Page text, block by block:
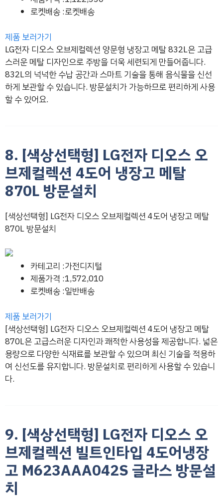
로켓배송 :로켓배송
제품 보러가기
LG전자 디오스 오브제컬렉션 양문형 냉장고 메탈 832L은 고급
스러운 메탈 디자인으로 주방을 더욱 세련되게 만들어줍니다.
832L의 넉넉한 수납 공간과 스마트 기술을 통해 음식물을 신선
하게 보관할 수 있습니다. 방문설치가 가능하므로 편리하게 사용
할 수 있어요.
8. [색상선택형] LG전자 디오스 오
브제컬렉션 4도어 냉장고 메탈
870L 방문설치
[색상선택형] LG전자 디오스 오브제컬렉션 4도어 냉장고 메탈
870L 방문설치
카테고리 :가전디지털
제품가격 :1,572,010
로켓배송 :일반배송
제품 보러가기
[색상선택형] LG전자 디오스 오브제컬렉션 4도어 냉장고 메탈
870L은 고급스러운 디자인과 쾌적한 사용성을 제공합니다. 넓은
용량으로 다양한 식재료를 보관할 수 있으며 최신 기술을 적용하
여 신선도를 유지합니다. 방문설치로 편리하게 사용할 수 있습니
다.
9. [색상선택형] LG전자 디오스 오
브제컬렉션 빌트인타입 4도어냉장
고 M623AAA042S 글라스 방문설
치